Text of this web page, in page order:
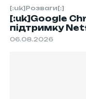
[:uk]Розваги[:]
[:uk]Google
підтримку
06.08.2026